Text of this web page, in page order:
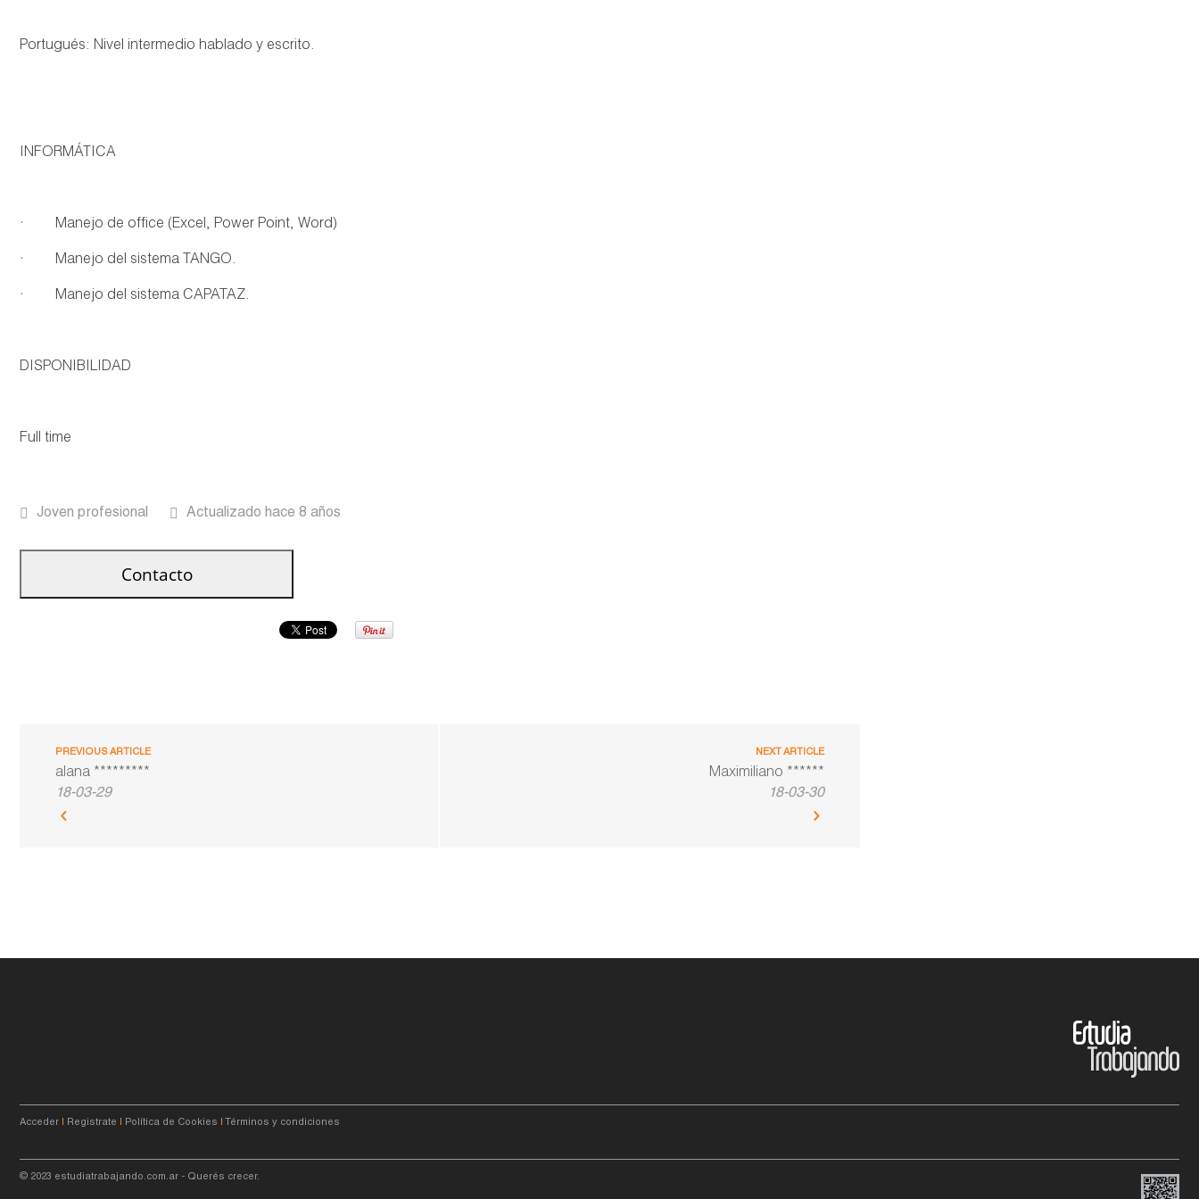
Portugués: Nivel intermedio hablado y escrito.
INFORMÁTICA
· Manejo de office (Excel, Power Point, Word)
· Manejo del sistema TANGO.
· Manejo del sistema CAPATAZ.
DISPONIBILIDAD
Full time
Joven profesional Actualizado hace 8 años
PREVIOUS ARTICLE
alana *********
18-03-29
NEXT ARTICLE
Maximiliano ******
18-03-30
Acceder Registrate Política de Cookies Términos y condiciones
© 2023 estudiatrabajando.com.ar - Querés crecer.